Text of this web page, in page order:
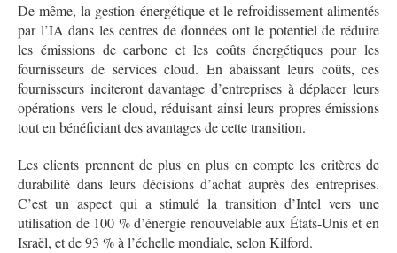
De même, la gestion énergétique et le refroidissement alimentés
par l’IA dans les centres de données ont le potentiel de réduire
les émissions de carbone et les coûts énergétiques pour les
fournisseurs de services cloud. En abaissant leurs coûts, ces
fournisseurs inciteront davantage d’entreprises à déplacer leurs
opérations vers le cloud, réduisant ainsi leurs propres émissions
tout en bénéficiant des avantages de cette transition.
Les clients prennent de plus en plus en compte les critères de
durabilité dans leurs décisions d’achat auprès des entreprises.
C’est un aspect qui a stimulé la transition d’Intel vers une
utilisation de 100 % d’énergie renouvelable aux États-Unis et en
Israël, et de 93 % à l’échelle mondiale, selon Kilford.